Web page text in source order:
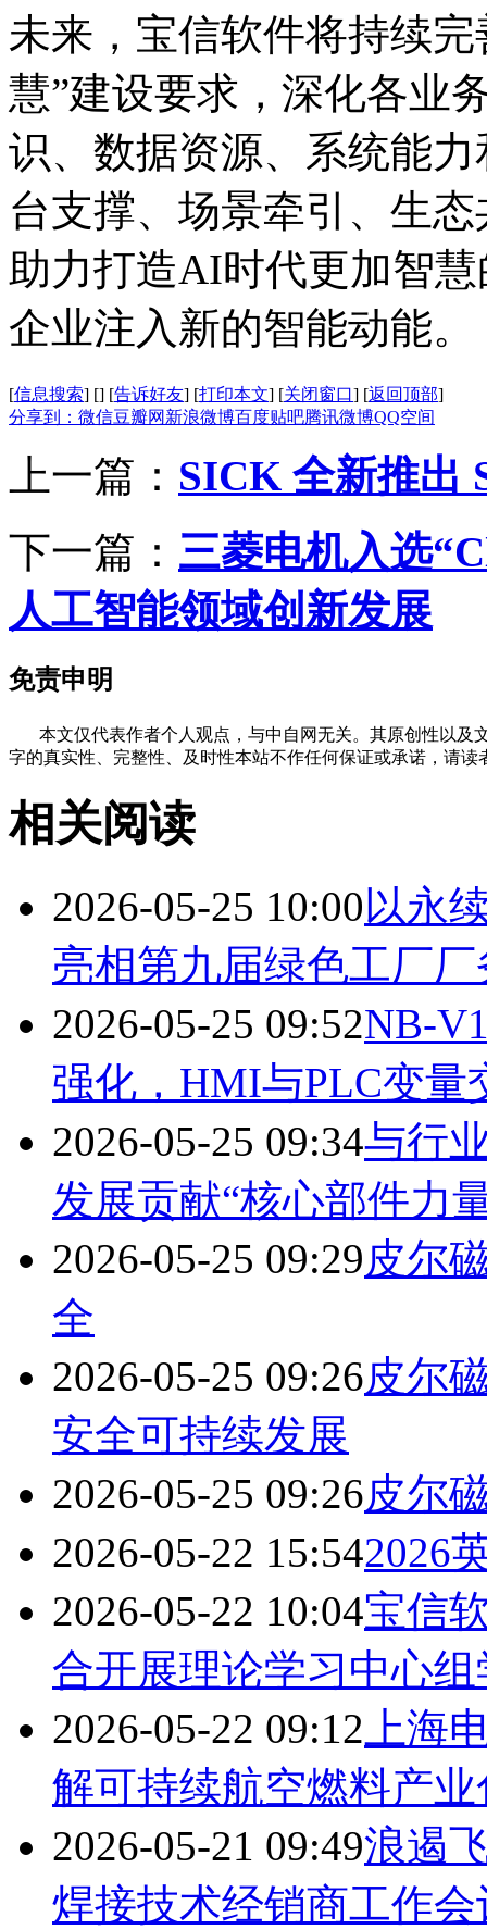
未来，宝信软件将持续
慧”建设要求，深化各业
识、数据资源、系统能
台支撑、场景牵引、生
助力打造AI时代更加智
企业注入新的智能动能。
[信息搜索] [] [告诉好友] [打印本文] [关闭窗口] [返回顶部]
分享到： 微信豆瓣网 新浪微博百度贴吧腾讯微博QQ空间
上一篇： SICK 全新推出
下一篇： 三菱电机入选
人工智能领域创新发展
免责申明
本文仅代表作者个人观点，与中自网无关。其原创性以及
字的真实性、完整性、及时性本站不作任何保证或承诺，请
相关阅读
2026-05-25 10:00以永
亮相第九届绿色工厂厂
2026-05-25 09:52NB-
强化，HMI与PLC变量
2026-05-25 09:34与行
发展贡献“核心部件力
2026-05-25 09:29皮尔
全
2026-05-25 09:26皮尔
安全可持续发展
2026-05-25 09:26皮尔
2026-05-22 15:542026
2026-05-22 10:04宝信
合开展理论学习中心组
2026-05-22 09:12 上海
解可持续航空燃料产业
2026-05-21 09:49浪遏
焊接技术经销商工作会